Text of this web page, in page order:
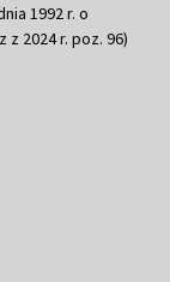
1992 r. o
z 2024 r. poz. 96)